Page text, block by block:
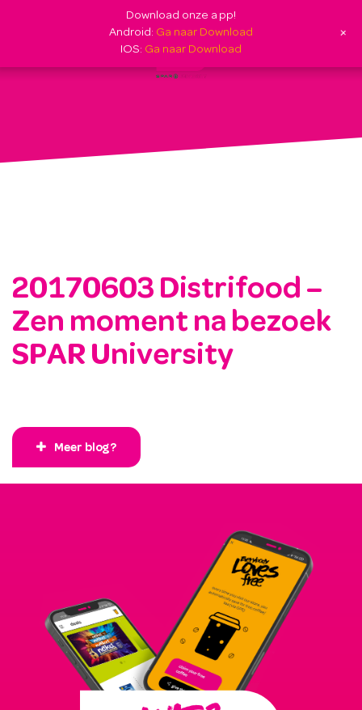
20170603 Distrifood –
Zen moment na bezoek
SPAR University
Meer blog?
Download onze app!
Android: Ga naar Download
IOS: Ga naar Download
+